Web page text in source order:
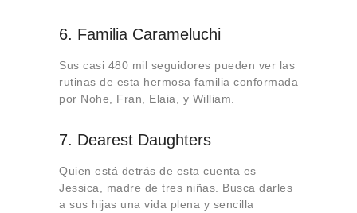
6. Familia Carameluchi
Sus casi 480 mil seguidores pueden ver las
rutinas de esta hermosa familia conformada
por Nohe, Fran, Elaia, y William.
7. Dearest Daughters
Quien está detrás de esta cuenta es
Jessica, madre de tres niñas. Busca darles
a sus hijas una vida plena y sencilla